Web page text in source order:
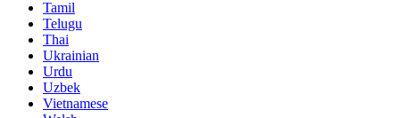
Tamil
Telugu
Thai
Ukrainian
Urdu
Uzbek
Vietnamese